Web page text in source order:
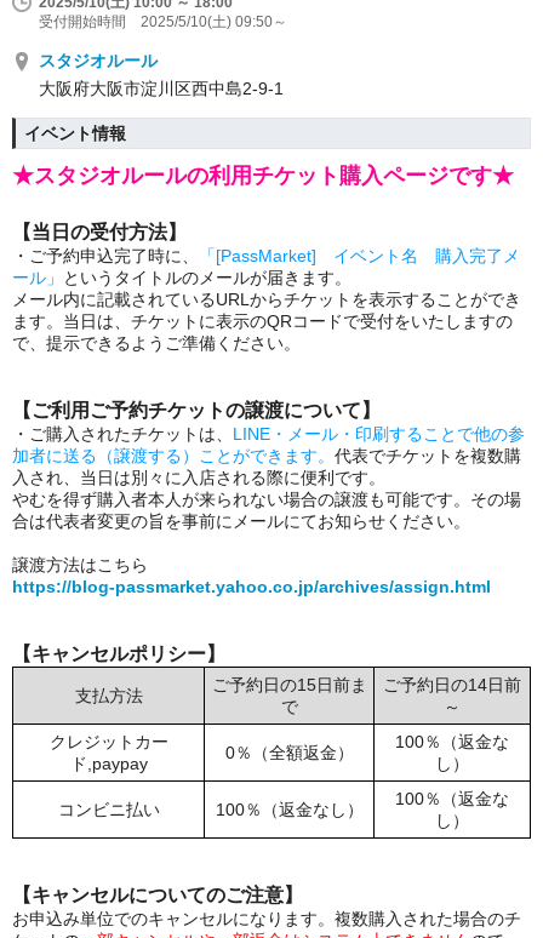
受付開始時間 2025/5/10(土) 09:50～
スタジオルール
大阪府大阪市淀川区西中島2-9-1
イベント情報
★スタジオルールの利用チケット購入ページです★
【当日の受付方法】
・ご予約申込完了時に、
「[PassMarket] イベント名 購入完了メ
ール」
というタイトルのメールが届きます。
メール内に記載されているURLからチケットを表示することができ
ます。当日は、チケットに表示のQRコードで受付をいたしますの
で、提示できるようご準備ください。
【ご利用ご予約チケットの譲渡について】
・ご購入されたチケットは、 LINE・メール・印刷することで他の参
加者に送る（譲渡する）ことができます。 代表でチケットを複数購
入され、当日は別々に入店される際に便利です。
やむを得ず購入者本人が来られない場合の譲渡も可能です。その場
合は代表者変更の旨を事前にメールにてお知らせください。
譲渡方法はこちら
https://blog-passmarket.yahoo.co.jp/archives/assign.html
【キャンセルポリシー】
支払方法
ご予約日の15日前ま
で
ご予約日の14日前
～
クレジットカー
ド,paypay
0％（全額返金）
100％（返金な
し）
コンビニ払い 100％（返金なし）
100％（返金な
し）
【キャンセルについてのご注意】
お申込み単位でのキャンセルになります。複数購入された場合のチ